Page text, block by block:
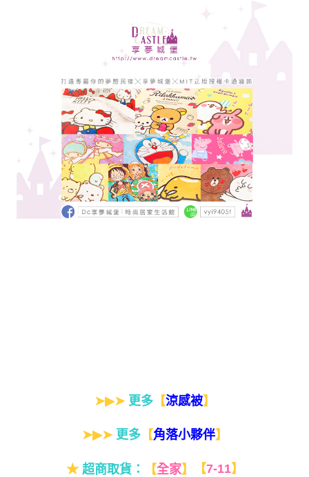
➤▶➤ 更多【涼感被】
➤▶➤ 更多【角落小夥伴】
★ 超商取貨： 【全家】 【7-11】